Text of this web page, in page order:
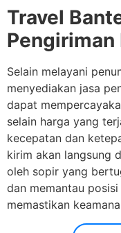
Travel
Pengiriman
Selain melayani
menyediakan jasa
dapat
selain harga yang
kecepatan dan
kirim akan langsung
oleh sopir yang
dan memantau
memastikan